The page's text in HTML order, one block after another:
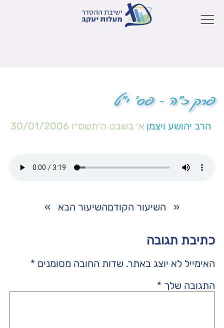
פרק כ"ה – פס' י"ט
הרב יהושע ויצמן א׳ בשבט ה׳תשס״ו 30/01/2006
« השיעור הקודםהשיעור הבא »
כתיבת תגובה
האימייל לא יוצג באתר. שדות החובה מסומנים *
התגובה שלך *